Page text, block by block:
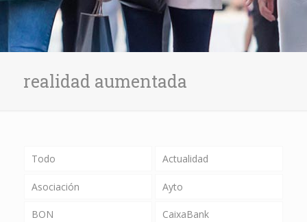
realidad aumentada
Todo Actualidad
Asociación Ayto
BON CaixaBank